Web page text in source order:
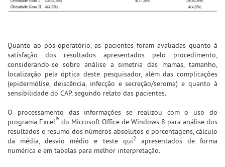
Quanto ao pós-operatório, as pacientes foram avaliadas quanto à
satisfação dos resultados apresentados pelo procedimento,
considerando-se sobre análise a simetria das mamas, tamanho,
localização pela óptica deste pesquisador, além das complicações
(epidermólise, deiscência, infecção e secreção/seroma) e quanto à
sensibilidade do CAP, segundo relato das pacientes.
O processamento das informações se realizou com o uso do
programa Excel® do Microsoft Office de Windows 8 para análise dos
resultados e resumo dos números absolutos e porcentagens, cálculo
da média, desvio médio e teste qui2
apresentados de forma
numérica e em tabelas para melhor interpretação.